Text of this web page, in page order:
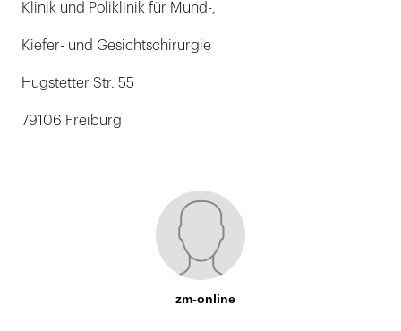
Klinik und Poliklinik für Mund-,
Kiefer- und Gesichtschirurgie
Hugstetter Str. 55
79106 Freiburg
zm-online